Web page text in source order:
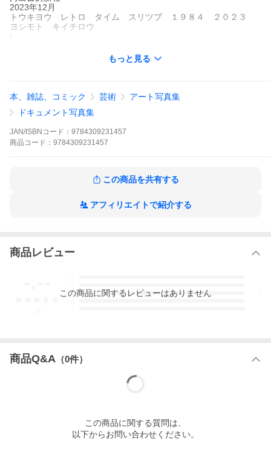
2023年12月
トウキヨウ レトロ タイム スリツプ １９８４ ２０２３
ヨシモト キイチロウ
/
もっと見る
本、雑誌、コミック 芸術
アート写真集
ドキュメント写真集
JAN/ISBNコード： 9784309231457
商品 コード： 9784309231457
この商品を共有する
アフィリエイトで紹介する
商品レビュー
3
この商品に関するレビューはありません
商品Q&A （0件）
この商品に関する質問は、
以下からお問い合わせください。